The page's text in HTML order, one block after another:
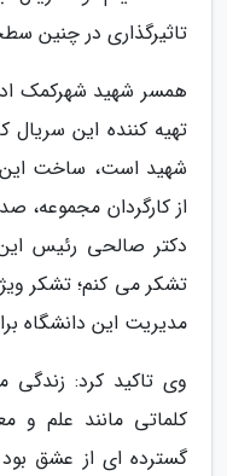
تاثیرگذاری در چنین
همسر شهید شهرکمک
تهیه کننده این
شهید است، ساخت این
از کارگردان مجموعه،
دکتر صالحی رئیس
تشکر می کنم؛ تشکر
مدیریت این دانشگاه
وی تاکید کرد:
کلماتی مانند علم
گسترده ای از عشق